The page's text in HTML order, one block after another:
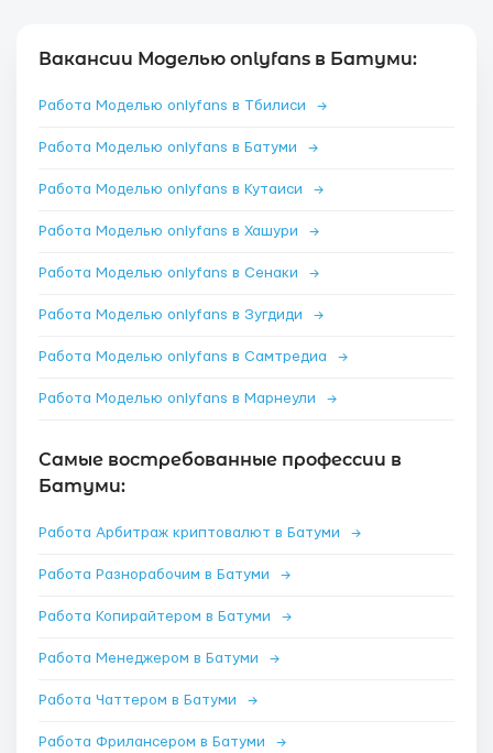
Вакансии Моделью onlyfans в Батуми:
Работа Моделью onlyfans в Тбилиси →
Работа Моделью onlyfans в Батуми →
Работа Моделью onlyfans в Кутаиси →
Работа Моделью onlyfans в Хашури →
Работа Моделью onlyfans в Сенаки →
Работа Моделью onlyfans в Зугдиди →
Работа Моделью onlyfans в Самтредиа →
Работа Моделью onlyfans в Марнеули →
Самые востребованные профессии в
Батуми:
Работа Арбитраж криптовалют в Батуми →
Работа Разнорабочим в Батуми →
Работа Копирайтером в Батуми →
Работа Менеджером в Батуми →
Работа Чаттером в Батуми →
Работа Фрилансером в Батуми →